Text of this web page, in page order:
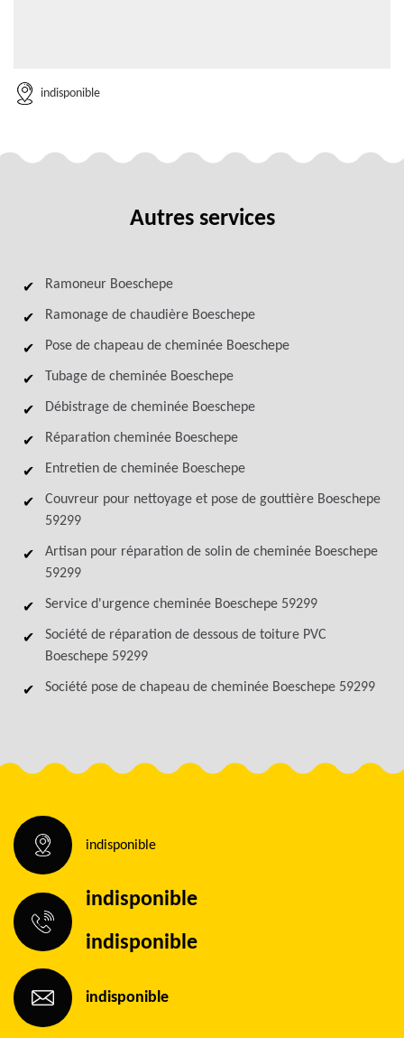
indisponible
Autres services
Ramoneur Boeschepe
Ramonage de chaudière Boeschepe
Pose de chapeau de cheminée Boeschepe
Tubage de cheminée Boeschepe
Débistrage de cheminée Boeschepe
Réparation cheminée Boeschepe
Entretien de cheminée Boeschepe
Couvreur pour nettoyage et pose de gouttière Boeschepe
59299
Artisan pour réparation de solin de cheminée Boeschepe
59299
Service d'urgence cheminée Boeschepe 59299
Société de réparation de dessous de toiture PVC
Boeschepe 59299
Société pose de chapeau de cheminée Boeschepe 59299
indisponible
indisponible
indisponible
indisponible